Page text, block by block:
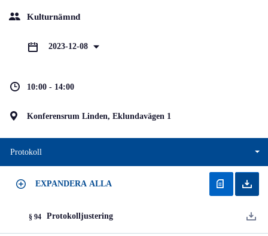
Kulturnämnd
2023-12-08
10:00 - 14:00
Konferensrum Linden, Eklundavägen 1
Protokoll
EXPANDERA ALLA
§ 94 Protokolljustering